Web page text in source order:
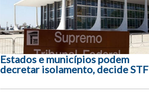
Estados e municípios podem
decretar isolamento, decide STF